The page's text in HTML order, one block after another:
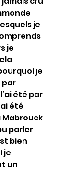
je
je
je
par
été par
été
Mabrouck
parler
bien
je
un